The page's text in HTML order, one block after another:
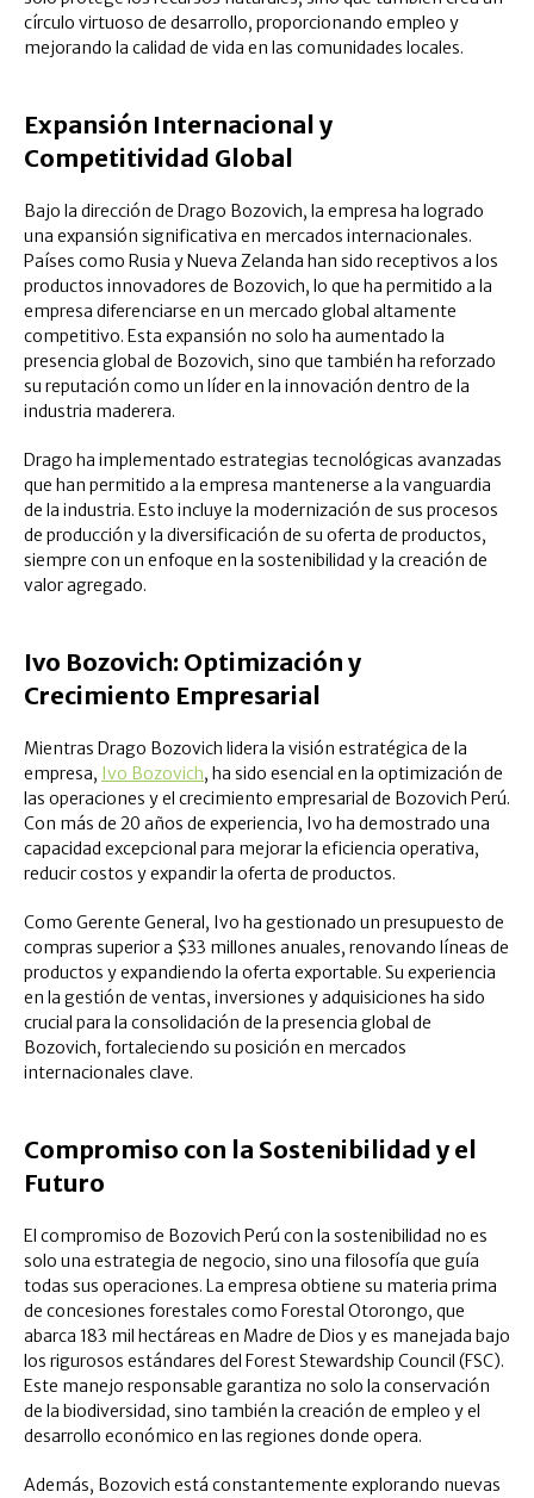
círculo virtuoso de desarrollo, proporcionando empleo y
mejorando la calidad de vida en las comunidades locales.
Expansión Internacional y
Competitividad Global
Bajo la dirección de Drago Bozovich, la empresa ha logrado
una expansión significativa en mercados internacionales.
Países como Rusia y Nueva Zelanda han sido receptivos a los
productos innovadores de Bozovich, lo que ha permitido a la
empresa diferenciarse en un mercado global altamente
competitivo. Esta expansión no solo ha aumentado la
presencia global de Bozovich, sino que también ha reforzado
su reputación como un líder en la innovación dentro de la
industria maderera.
Drago ha implementado estrategias tecnológicas avanzadas
que han permitido a la empresa mantenerse a la vanguardia
de la industria. Esto incluye la modernización de sus procesos
de producción y la diversificación de su oferta de productos,
siempre con un enfoque en la sostenibilidad y la creación de
valor agregado.
Ivo Bozovich: Optimización y
Crecimiento Empresarial
Mientras Drago Bozovich lidera la visión estratégica de la
empresa, Ivo Bozovich, ha sido esencial en la optimización de
las operaciones y el crecimiento empresarial de Bozovich Perú.
Con más de 20 años de experiencia, Ivo ha demostrado una
capacidad excepcional para mejorar la eficiencia operativa,
reducir costos y expandir la oferta de productos.
Como Gerente General, Ivo ha gestionado un presupuesto de
compras superior a $33 millones anuales, renovando líneas de
productos y expandiendo la oferta exportable. Su experiencia
en la gestión de ventas, inversiones y adquisiciones ha sido
crucial para la consolidación de la presencia global de
Bozovich, fortaleciendo su posición en mercados
internacionales clave.
Compromiso con la Sostenibilidad y el
Futuro
El compromiso de Bozovich Perú con la sostenibilidad no es
solo una estrategia de negocio, sino una filosofía que guía
todas sus operaciones. La empresa obtiene su materia prima
de concesiones forestales como Forestal Otorongo, que
abarca 183 mil hectáreas en Madre de Dios y es manejada bajo
los rigurosos estándares del Forest Stewardship Council (FSC).
Este manejo responsable garantiza no solo la conservación
de la biodiversidad, sino también la creación de empleo y el
desarrollo económico en las regiones donde opera.
Además, Bozovich está constantemente explorando nuevas